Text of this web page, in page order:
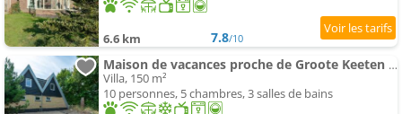
6.6 km 7.8/10
Maison de vacances proche de Groote Keeten plage
Villa, 150 m²
10 personnes, 5 chambres, 3 salles de bains